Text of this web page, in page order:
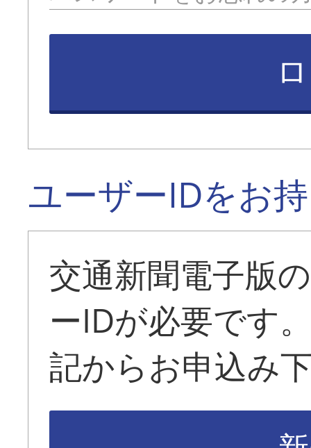
ユーザーIDをお
交通新聞電子版
ーIDが必要です
記からお申込み